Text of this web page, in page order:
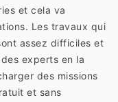
et cela va
Les travaux qui
assez difficiles et
experts en la
des missions
et sans